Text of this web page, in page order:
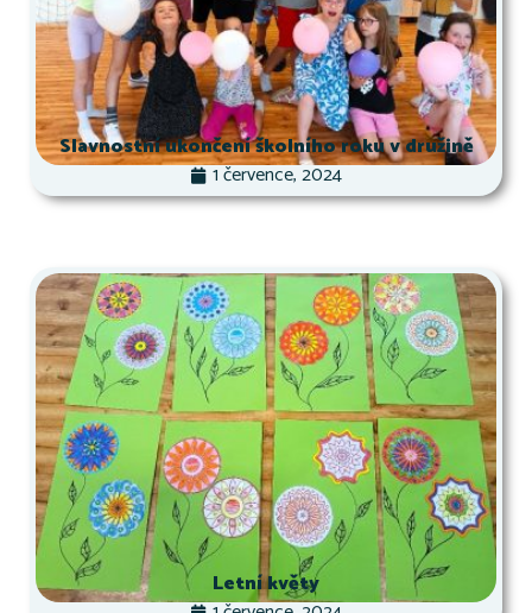
Slavnostní ukončení školního roku v družině
1 července, 2024
Letní květy